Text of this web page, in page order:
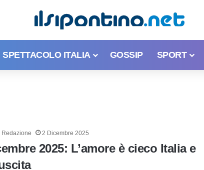
SPETTACOLO ITALIA GOSSIP SPORT
2 Dicembre 2025
2025: L’amore è cieco Italia e